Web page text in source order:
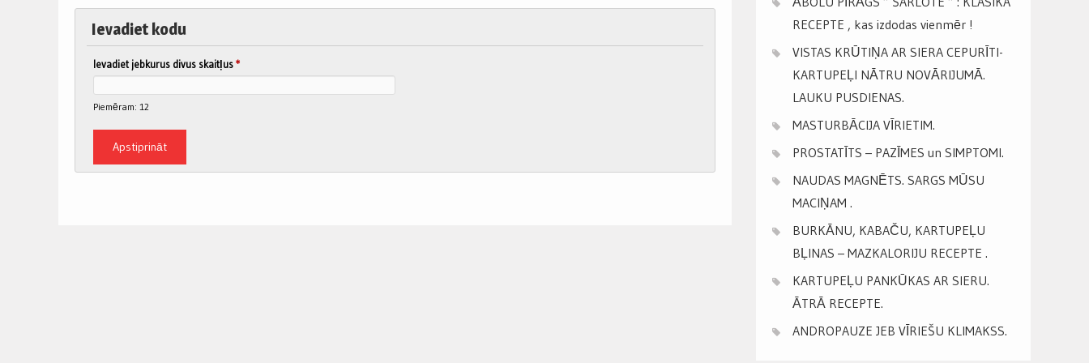
Ievadiet kodu
Ievadiet jebkurus divus skaitļus*
Piemēram: 12
RECEPTE , kas izdodas vienmēr !
VISTAS KRŪTIŅA AR SIERA CEPURĪTI-
KARTUPEĻI NĀTRU NOVĀRIJUMĀ.
LAUKU PUSDIENAS.
MASTURBĀCIJA VĪRIETIM.
PROSTATĪTS – PAZĪMES un SIMPTOMI.
NAUDAS MAGNĒTS. SARGS MŪSU
MACIŅAM .
BURKĀNU, KABAČU, KARTUPEĻU
BĻINAS – MAZKALORIJU RECEPTE .
KARTUPEĻU PANKŪKAS AR SIERU.
ĀTRĀ RECEPTE.
ANDROPAUZE JEB VĪRIEŠU KLIMAKSS.